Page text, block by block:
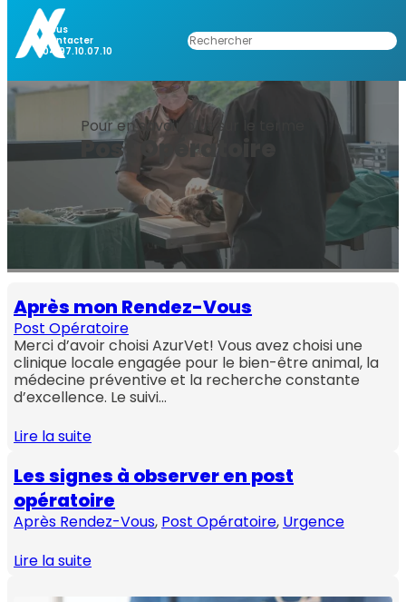
Aller
contenu
Nous
Contacter
04.97.10.07.10
Rechercher
Pour en savoir plus sur le terme
Post Opératoire
Après mon Rendez-Vous
Post Opératoire
Merci d’avoir choisi AzurVet! Vous avez choisi une
clinique locale engagée pour le bien-être animal, la
médecine préventive et la recherche constante
d’excellence. Le suivi…
Lire la suite
Les signes à observer en post
opératoire
Après Rendez-Vous, Post Opératoire, Urgence
Lire la suite